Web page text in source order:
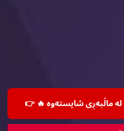
له‌ ماڵپه‌ڕی شایسته‌وه‌ 🔥👉